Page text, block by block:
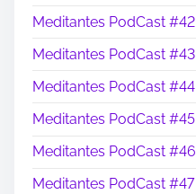
Meditantes PodCast #42
Meditantes PodCast #43
Meditantes PodCast #44
Meditantes PodCast #45
Meditantes PodCast #46
Meditantes PodCast #47